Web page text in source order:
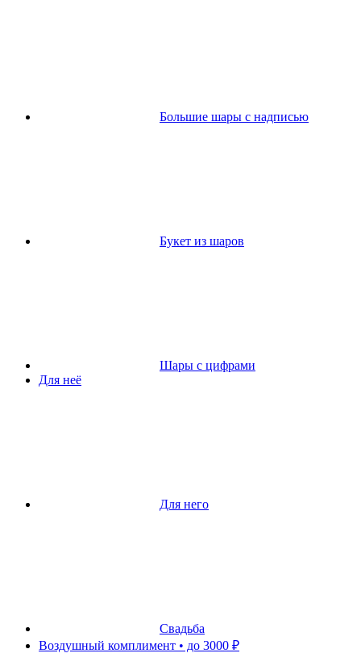
Большие шары с надписью
Букет из шаров
Шары с цифрами
Для неё
Для него
Свадьба
Воздушный комплимент • до 3000 ₽